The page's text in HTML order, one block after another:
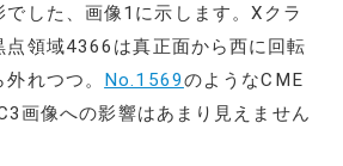
した、画像1に示します。Xクラ
点領域4366は真正面から西に回転
れつつ。 No.1569のようなCME
画像への影響はあまり見えません